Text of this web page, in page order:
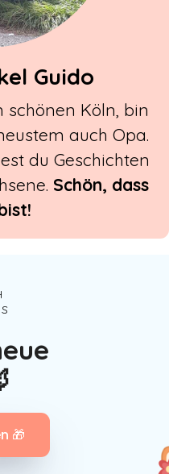
Guido
Köln, bin
auch Opa.
du Geschichten
Schön, dass
🎁